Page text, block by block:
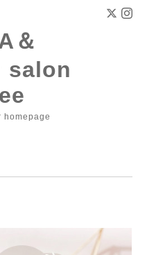
＆
salon
homepage